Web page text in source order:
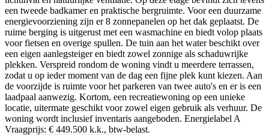
een tweede badkamer en praktische bergruimte. Voor een duurzame
energievoorziening zijn er 8 zonnepanelen op het dak geplaatst. De
ruime berging is uitgerust met een wasmachine en biedt volop plaats
voor fietsen en overige spullen. De tuin aan het water beschikt over
een eigen aanlegsteiger en biedt zowel zonnige als schaduwrijke
plekken. Verspreid rondom de woning vindt u meerdere terrassen,
zodat u op ieder moment van de dag een fijne plek kunt kiezen. Aan
de voorzijde is ruimte voor het parkeren van twee auto's en er is een
laadpaal aanwezig. Kortom, een recreatiewoning op een unieke
locatie, uitermate geschikt voor zowel eigen gebruik als verhuur. De
woning wordt inclusief inventaris aangeboden. Energielabel A
Vraagprijs: € 449.500 k.k., btw-belast.